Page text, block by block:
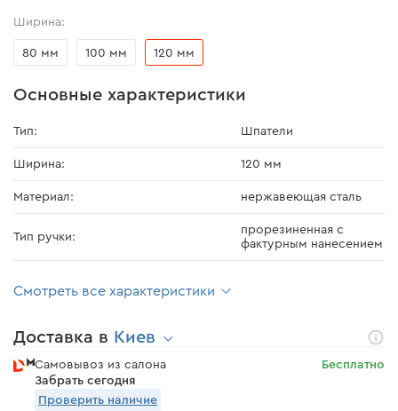
Ширина:
80 мм 100 мм 120 мм
Основные характеристики
Тип: Шпатели
Ширина: 120 мм
Материал: нержавеющая сталь
Тип ручки:
прорезиненная с
фактурным нанесением
Смотреть все характеристики
Доставка в Киев
Самовывоз из салона
Забрать сегодня
Бесплатно
Проверить наличие